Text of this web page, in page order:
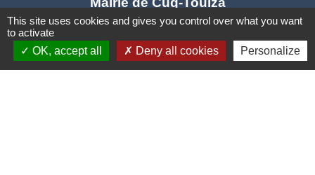
10, avenue Jean Jaurès
81470 Cuq-Toulza - FRANCE
+33 5 63 75 71 17
This site uses cookies and gives you control over what you want
to activate
OK, accept all
Deny all cookies Personalize